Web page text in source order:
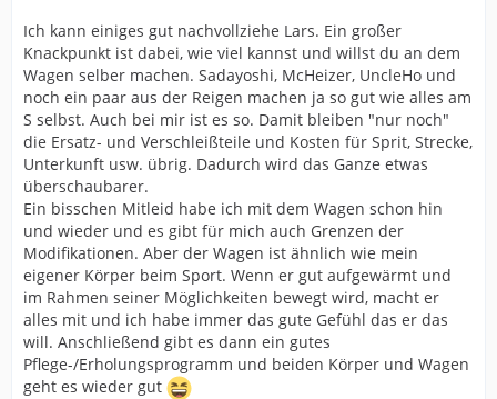
Ich kann einiges gut nachvollziehe Lars. Ein großer
Knackpunkt ist dabei, wie viel kannst und willst du an dem
Wagen selber machen. Sadayoshi, McHeizer, UncleHo und
noch ein paar aus der Reigen machen ja so gut wie alles am
S selbst. Auch bei mir ist es so. Damit bleiben "nur noch"
die Ersatz- und Verschleißteile und Kosten für Sprit, Strecke,
Unterkunft usw. übrig. Dadurch wird das Ganze etwas
überschaubarer.
Ein bisschen Mitleid habe ich mit dem Wagen schon hin
und wieder und es gibt für mich auch Grenzen der
Modifikationen. Aber der Wagen ist ähnlich wie mein
eigener Körper beim Sport. Wenn er gut aufgewärmt und
im Rahmen seiner Möglichkeiten bewegt wird, macht er
alles mit und ich habe immer das gute Gefühl das er das
will. Anschließend gibt es dann ein gutes
Pflege-/Erholungsprogramm und beiden Körper und Wagen
geht es wieder gut